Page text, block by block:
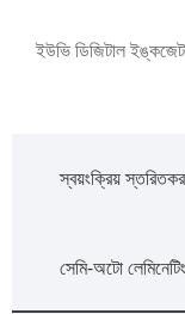
ইউভি ডিজিটাল ইঙ্কজেট
স্বয়ংক্রিয়
সেমি-অটো